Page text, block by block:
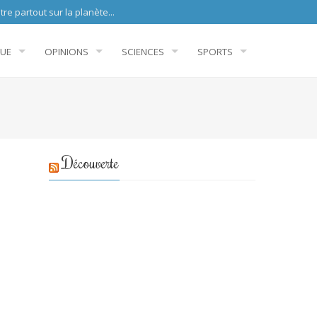
la planète...
OPINIONS SCIENCES SPORTS
Découverte